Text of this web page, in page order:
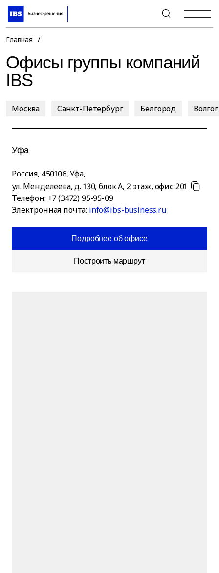
+7 (495) 967-80-80
Главная /
Офисы группы компаний
IBS
Москва Санкт-Петербург Белгород
Уфа
Россия, 450106,Уфа,
ул. Менделеева, д. 130, блок А, 2 этаж, офис 201
Телефон: +7 (3472) 95-95-09
Электронная почта: info@ibs-business.ru
Подробнее об офисе
Построить маршрут